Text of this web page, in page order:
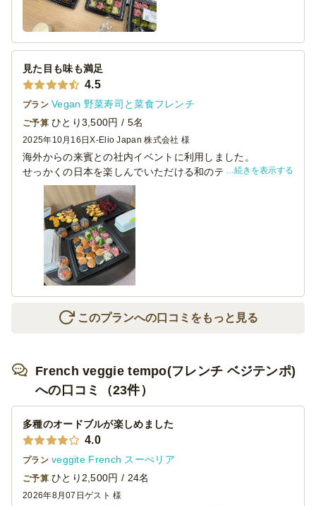
見た目も味も満足
4.5
プラン Vegan 野菜寿司と菜食フレンチ
ご予算 ひとり3,500円 / 5名
2025年10月16日X-Elio Japan 株式会社 様
海外からの来賓との社内イベントに利用しました。
せっかくの日本を楽しんでいただける和のテイストがとて
もよかったです。
ベジタリアンのメンバーにも好評で和やかに会をお得るこ
とができました。
機会を見てまたお願いしたいと思います。
続きを表示する
このプランへの口コミをもっと見る
French veggie tempo(フレンチ ベジテンポ)
への口コミ（23件）
多種のオードブルが楽しめました
4.0
プラン veggite French スーぺリア
ご予算 ひとり2,500円 / 24名
2026年8月07日 ゲスト 様